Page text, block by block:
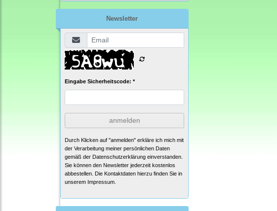
Newsletter
Eingabe Sicherheitscode: *
anmelden
Durch Klicken auf "anmelden" erkläre ich mich mit
der Verarbeitung meiner persönlichen Daten
gemäß der Datenschutzerklärung einverstanden.
Sie können den Newsletter jederzeit kostenlos
abbestellen. Die Kontaktdaten hierzu finden Sie in
unserem Impressum.